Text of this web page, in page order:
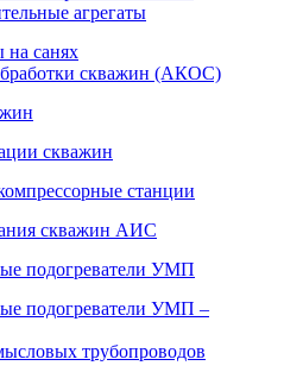
агрегаты
на санях
скважин (АКОС)
скважин
станции
скважин АИС
подогреватели УМП
подогреватели УМП –
трубопроводов